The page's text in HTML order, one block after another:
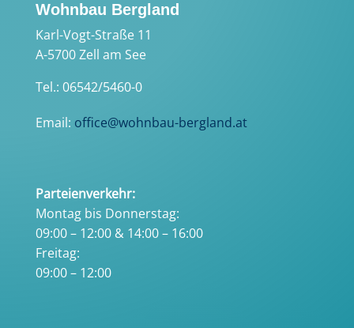
Wohnbau Bergland
Karl-Vogt-Straße 11
A-5700 Zell am See
Tel.: 06542/5460-0
Email: office@wohnbau-bergland.at
Parteienverkehr:
Montag bis Donnerstag:
09:00 – 12:00 & 14:00 – 16:00
Freitag:
09:00 – 12:00